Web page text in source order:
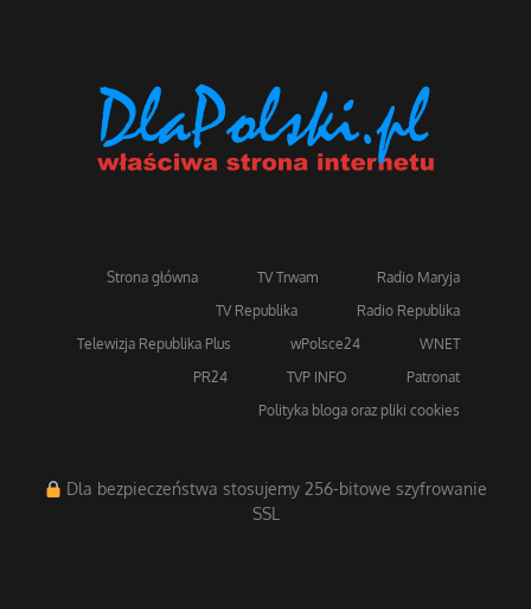
Strona główna TV Trwam
Radio Maryja
TV Republika
Radio Republika
Telewizja Republika Plus
wPolsce24
WNET
PR24
TVP INFO
Patronat
Polityka bloga oraz pliki cookies
Dla bezpieczeństwa stosujemy 256-bitowe szyfrowanie
SSL